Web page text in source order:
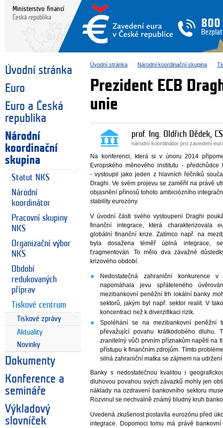
Ministerstvo financí
Česká republika
800
Úvodní stránka
Euro
Euro a Česká
republika
Národní
koordinační
skupina
Statut NKS
Národní
koordinátor
Pracovní skupiny
NKS
Organizační výbor
NKS
Období
redukovaných
příprav
Tiskové centrum
Tiskové zprávy
Aktuality
Novinky
Dokumenty
Konference a
semináře
Výkladový
slovníček
Úvodní stránka Národní koordinační skupina
Prezident ECB
unie
prof. Ing. Oldřich Dědek,
národní koordinátor pro zavedení
Na konferenci, která si v únoru 2014
Evropského měnového institutu - předchůdce
- vystoupil jako jeden z hlavních řečníků
Draghi. Ve svém projevu se zaměřil na právě
objasnění přínosů tohoto ambiciózního
stability eurozóny.
V úvodní části svého vystoupení Draghi
finanční integrace, která charakterizovala
globální finanční krize. Zatímco např. na
byla dosažena téměř úplná integrace,
f;ragmentován. To mělo dva závažné
krizového období.
Nedostatečná zahraniční konkurence
napomáhala jevu spřáteleného
mezibankovní peněžní trh lokální banky
sektorů, jakým byl např. sektor realit. V
koncentraci než k diverzifikaci rizik.
Spoléhání se na mezibankovní
převažující povahu krátkodobého dluhu.
zranitelný vůči prvním příznakům napětí na
přístupu k finančním zdrojům. Tímto
silná zahraniční matka se zájmem na
Banky s nedostatečnou kvalitou i
dluhovou povahou svých závazků mohly jen
náklady na ozdravení bankovního sektoru
Rozvinul se nechvalně známý bludný kruh
Uvedená zkušenost postavíla eurozónu před
integrace. Dopomoci tomu má právě